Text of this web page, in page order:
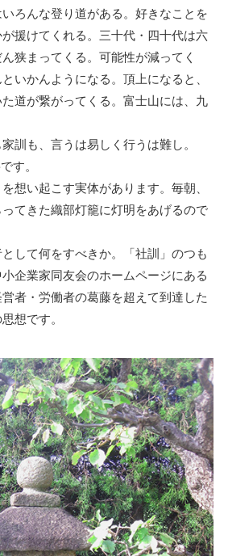
ろんな登り道がある。好きなことを
援けてくれる。三十代・四十代は六
狭まってくる。可能性が減ってく
いかんようになる。頂上になると、
道が繋がってくる。富士山には、九
訓も、言うは易しく行うは難し。
す。
想い起こす実体があります。毎朝、
てきた織部灯籠に灯明をあげるので
して何をすべきか。「社訓」のつも
企業家同友会のホームページにある
営者・労働者の葛藤を超えて到達した
想です。